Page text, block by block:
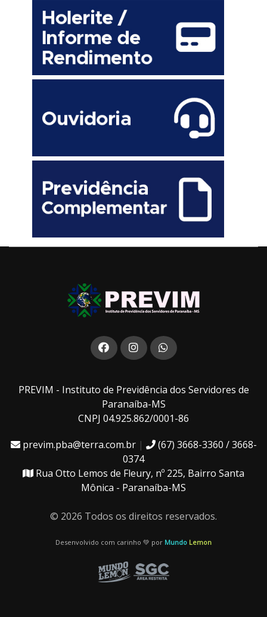
PREVIM - Instituto de Previdência dos Servidores de
Paranaíba-MS
CNPJ 04.925.862/0001-86
previm.pba@terra.com.br|
(67) 3668-3360 / 3668-
0374
Rua Otto Lemos de Fleury, nº 225, Bairro Santa
Mônica - Paranaíba-MS
© 2026 Todos os direitos reservados.
Desenvolvido com carinho 💚 por Mundo Lemon